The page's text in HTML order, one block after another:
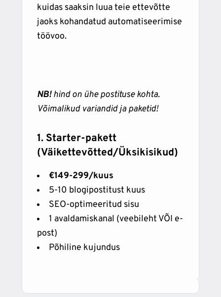
kuidas saaksin luua teie ettevõtte
jaoks kohandatud automatiseerimise
töövoo.
NB!hind on ühe postituse kohta.
Võimalikud variandid ja paketid!
1. Starter-pakett
(Väikettevõtted/Üksikisikud)
€149-299/kuus
5-10 blogipostitust kuus
SEO-optimeeritud sisu
1 avaldamiskanal (veebileht VÕI e-
post)
Põhiline kujundus